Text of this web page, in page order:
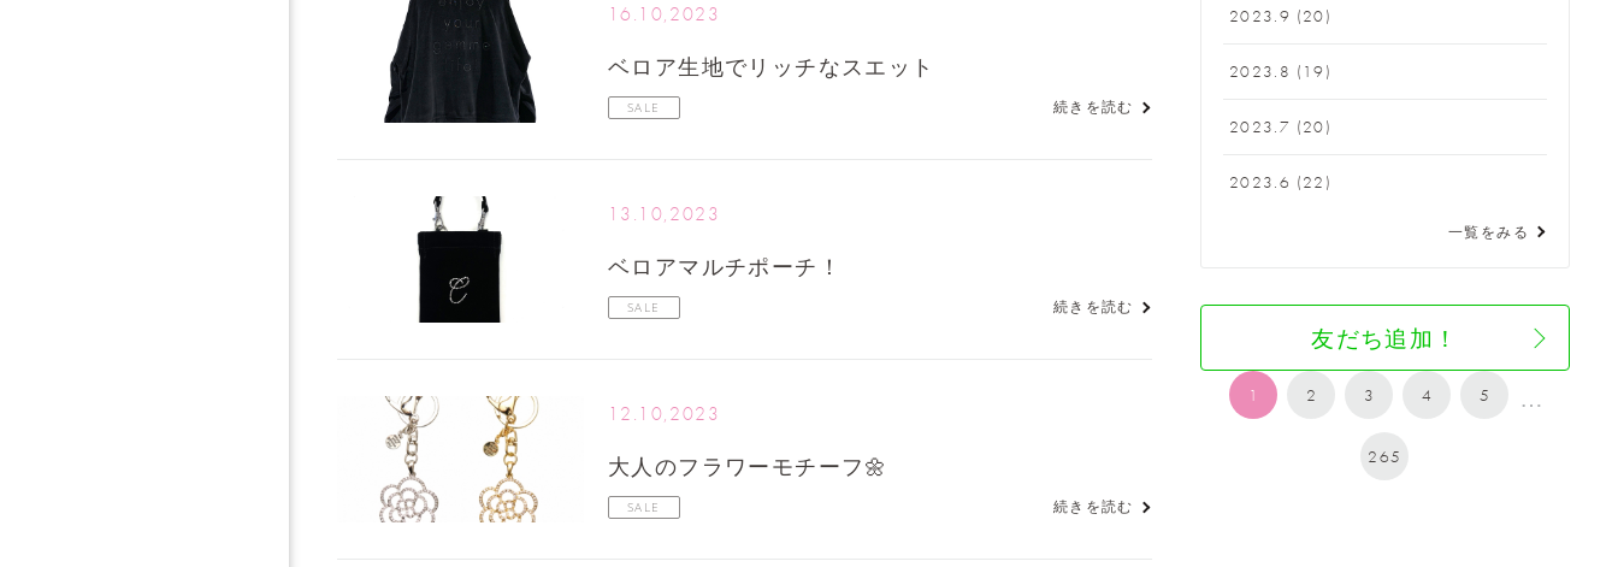
16.10,2023
ベロア生地でリッチなスエット
SALE 続きを読む
13.10,2023
ベロアマルチポーチ！
SALE 続きを読む
12.10,2023
大人のフラワーモチーフ🌼
SALE 続きを読む
2023.9 (20)
2023.8 (19)
2023.7 (20)
2023.6 (22)
一覧をみる
友だち追加！
1 2 3 4 5 …
265